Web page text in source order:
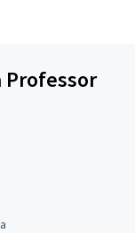
Professor